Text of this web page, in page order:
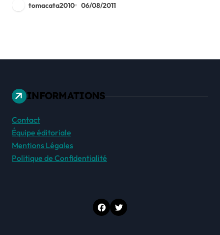
tomacata2010 06/08/2011
INFORMATIONS
Contact
Équipe éditoriale
Mentions Légales
Politique de Confidentialité